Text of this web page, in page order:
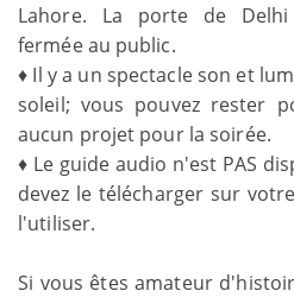
Lahore. La porte de Delhi
fermée au public.
♦ Il y a un spectacle son et
soleil; vous pouvez rester
aucun projet pour la soirée.
♦ Le guide audio n'est PAS
devez le télécharger sur
l'utiliser.
Si vous êtes amateur